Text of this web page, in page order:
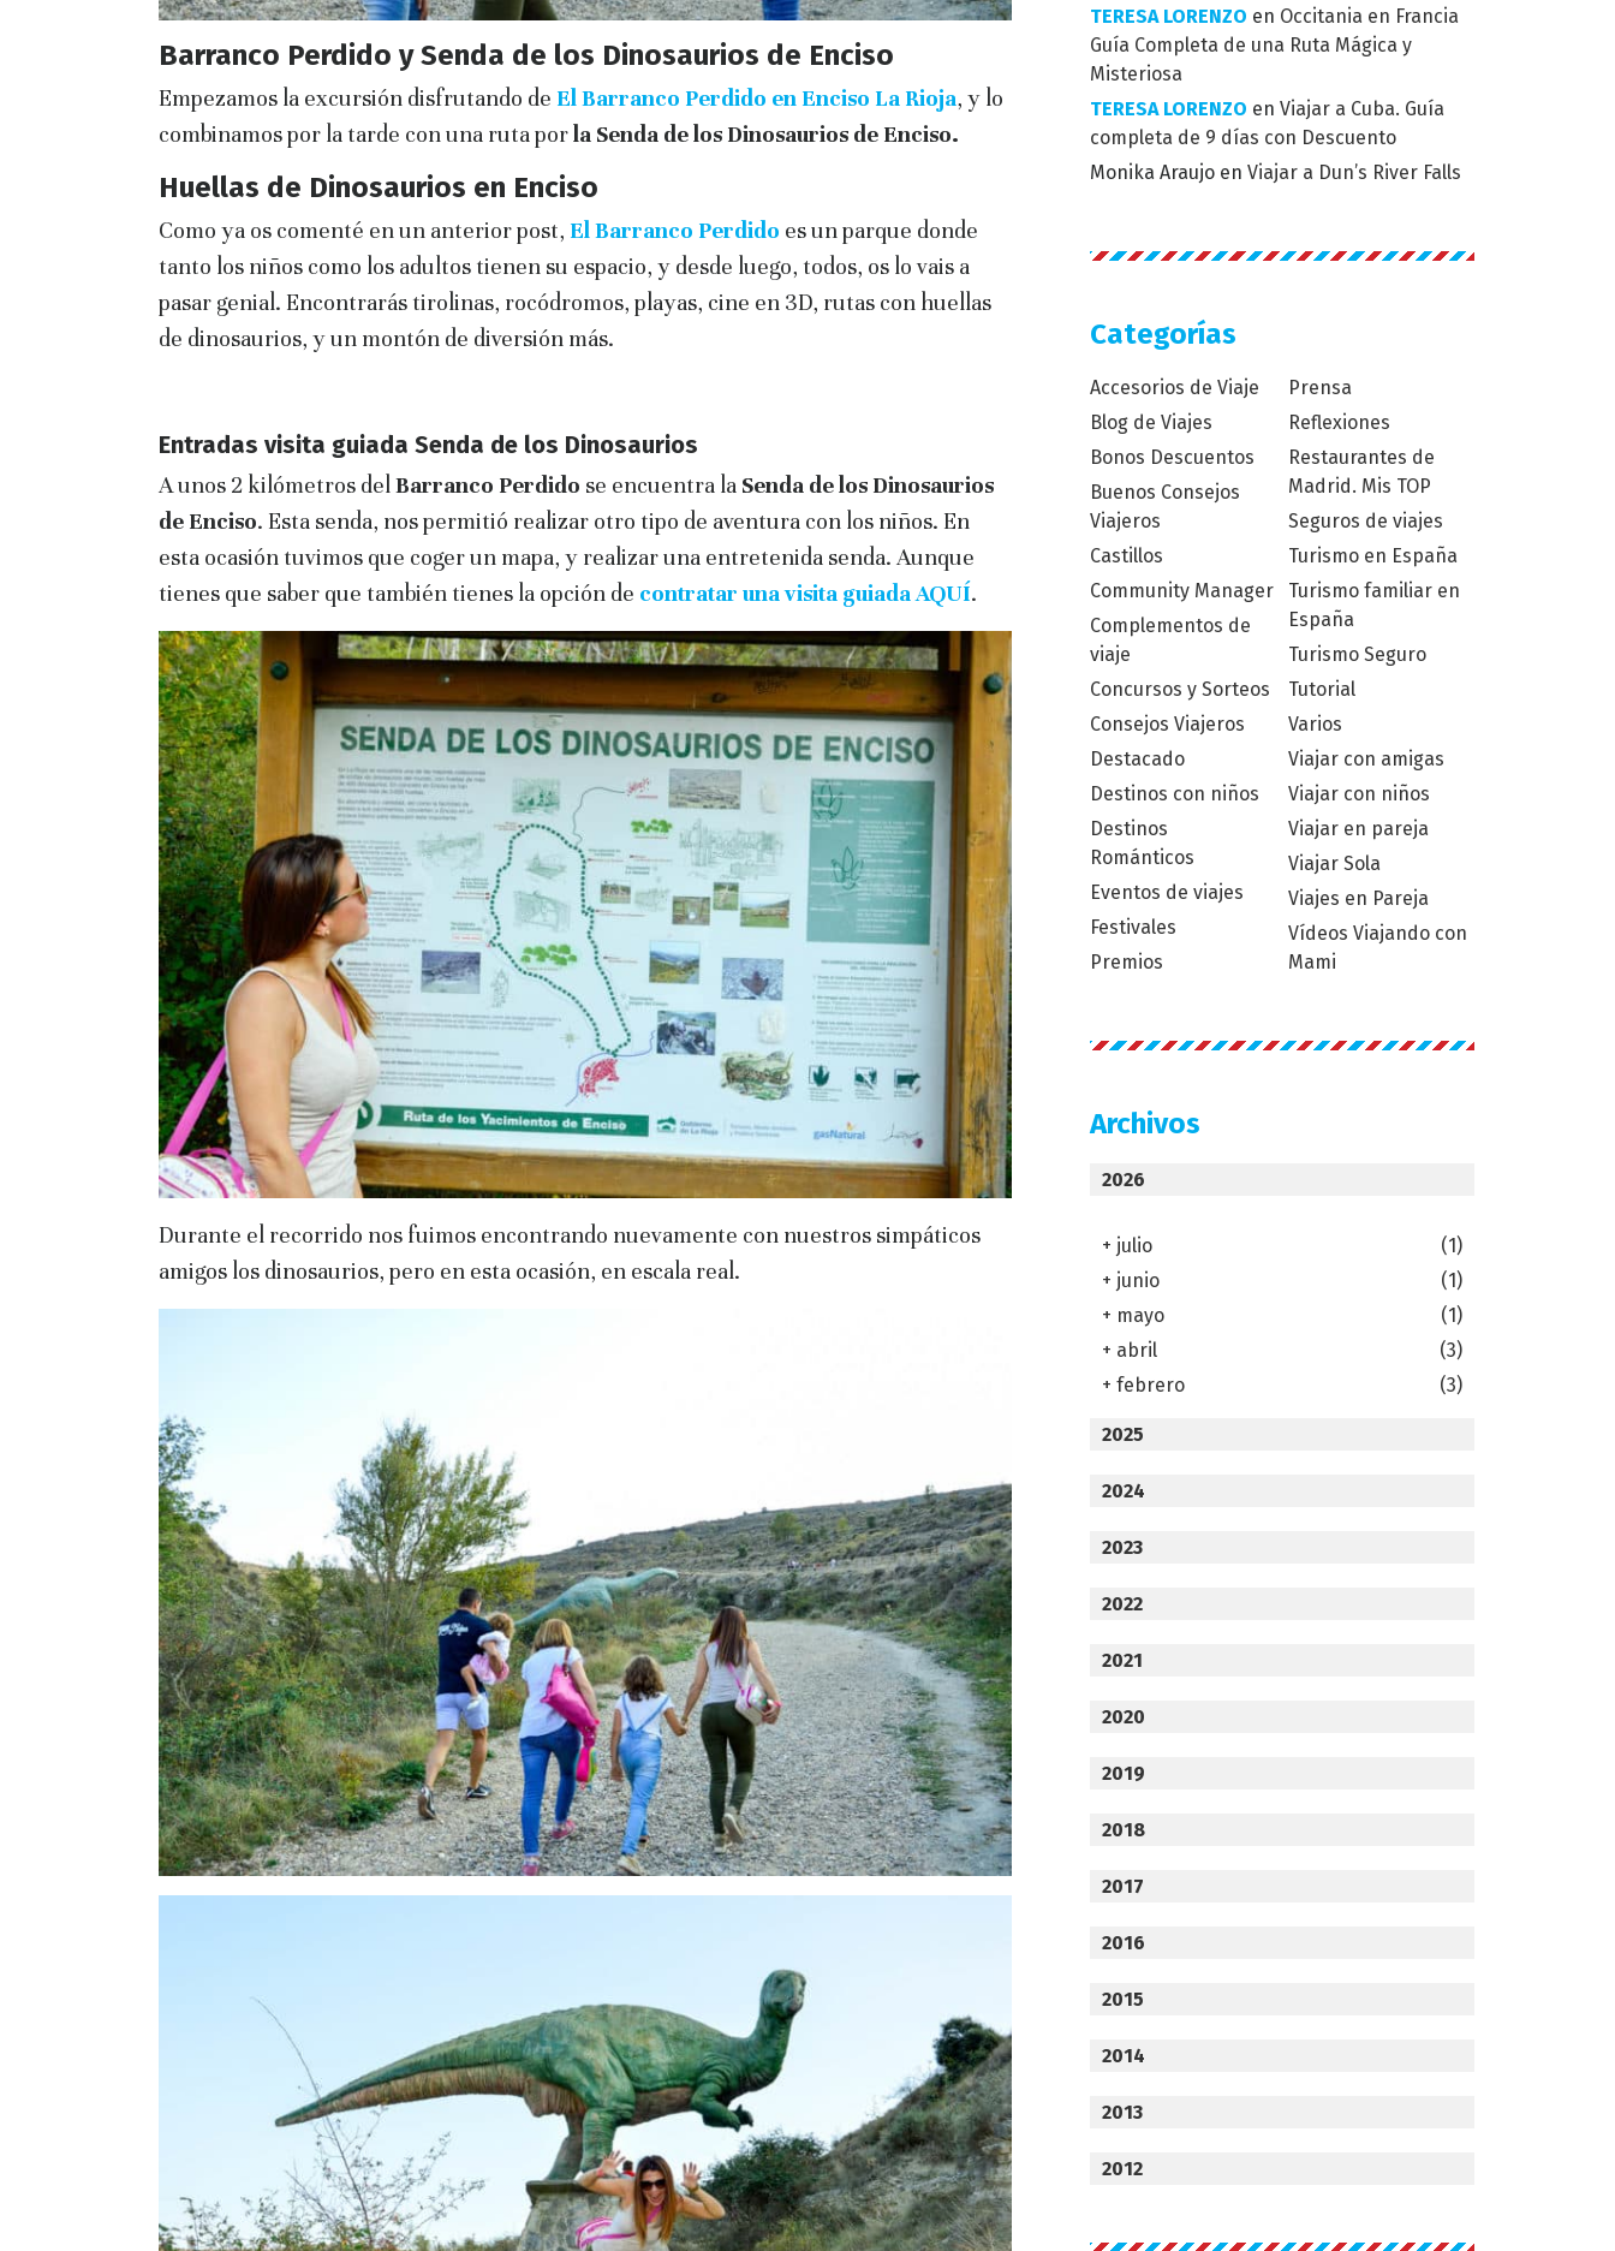
Barranco Perdido y Senda de los Dinosaurios de Enciso
Empezamos la excursión disfrutando de El Barranco Perdido en Enciso La Rioja, y lo
combinamos por la tarde con una ruta porla Senda de los Dinosaurios de Enciso.
Huellas de Dinosaurios en Enciso
Como ya os comenté en un anterior post, El Barranco Perdido es un parque donde
tanto los niños como los adultos tienen su espacio, y desde luego, todos, os lo vais a
pasar genial. Encontrarás tirolinas, rocódromos, playas, cine en 3D, rutas con huellas
de dinosaurios, y un montón de diversión más.
Entradas visita guiada Senda de los Dinosaurios
A unos 2 kilómetros del Barranco Perdido se encuentra la Senda de los Dinosaurios
de Enciso. Esta senda, nos permitió realizar otro tipo de aventura con los niños. En
esta ocasión tuvimos que coger un mapa, y realizar una entretenida senda. Aunque
tienes que saber que también tienes la opción de contratar una visita guiada AQUÍ.
Durante el recorrido nos fuimos encontrando nuevamente con nuestros simpáticos
amigos los dinosaurios, pero en esta ocasión, en escala real.
TERESA LORENZO en Occitania en Francia
Guía Completa de una Ruta Mágica y
Misteriosa
TERESA LORENZO en Viajar a Cuba. Guía
completa de 9 días con Descuento
Monika Araujo en Viajar a Dun’s River Falls
Categorías
Accesorios de Viaje
Blog de Viajes
Bonos Descuentos
Buenos Consejos
Viajeros
Castillos
Community Manager
Complementos de
viaje
Concursos y Sorteos
Consejos Viajeros
Destacado
Destinos con niños
Destinos
Románticos
Eventos de viajes
Festivales
Premios
Prensa
Reflexiones
Restaurantes de
Madrid. Mis TOP
Seguros de viajes
Turismo en España
Turismo familiar en
España
Turismo Seguro
Tutorial
Varios
Viajar con amigas
Viajar con niños
Viajar en pareja
Viajar Sola
Viajes en Pareja
Vídeos Viajando con
Mami
Archivos
2026
+ julio
(1)
+ junio
(1)
+ mayo
(1)
+ abril
(3)
+ febrero (3)
2025
2024
2023
2022
2021
2020
2019
2018
2017
2016
2015
2014
2013
2012